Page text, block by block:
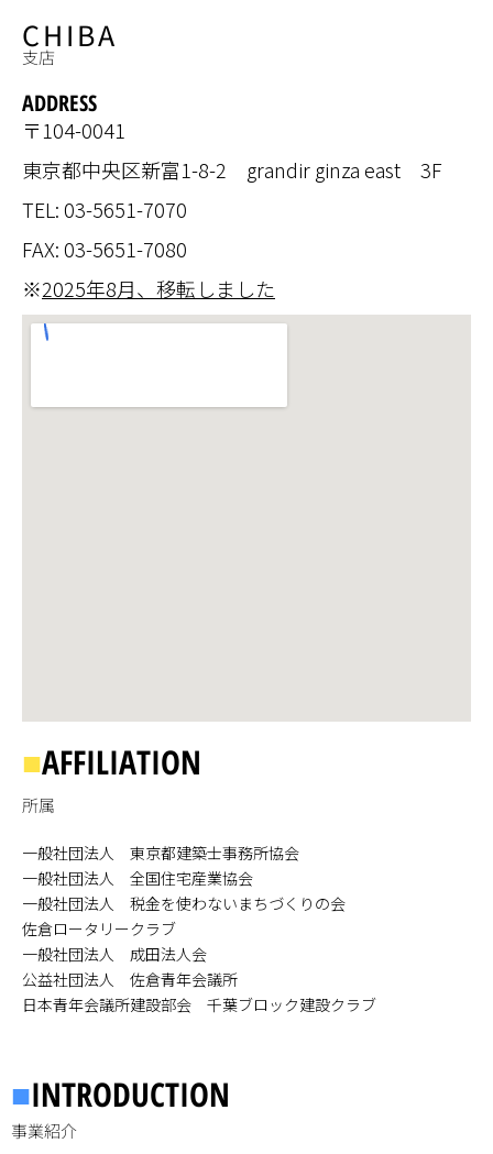
CHIBA
支店
ADDRESS
〒104-0041
東京都中央区新富1-8-2 grandir ginza east 3F
TEL: 03-5651-7070
FAX: 03-5651-7080
※2025年8月、移転しました
■AFFILIATION
所属
一般社団法人 東京都建築士事務所協会
一般社団法人 全国住宅産業協会
一般社団法人 税金を使わないまちづくりの会
佐倉ロータリークラブ
一般社団法人 成田法人会
公益社団法人 佐倉青年会議所
日本青年会議所建設部会 千葉ブロック建設クラブ
■INTRODUCTION
事業紹介